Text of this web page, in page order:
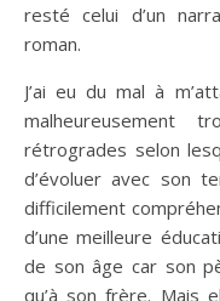
resté celui d’un
roman.
J’ai eu du mal à
malheureusement
rétrogrades selon
d’évoluer avec son
difficilement
d’une meilleure
de son âge car son
qu’à son frère. Mais